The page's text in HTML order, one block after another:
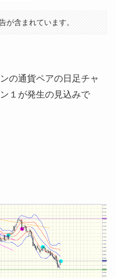
が含まれています。
の通貨ペアの日足チャ
１が発生の見込みで